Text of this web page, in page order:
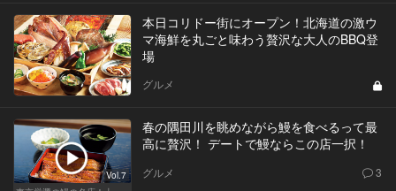
本日コリドー街にオープン！北海道の激ウ
マ海鮮を丸ごと味わう贅沢な大人のBBQ登
場
グルメ
Vol.7
春の隅田川を眺めながら鰻を食べるって最
高に贅沢！ デートで鰻ならこの店一択！
グルメ 3